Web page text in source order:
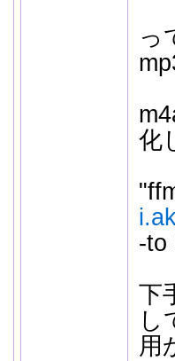
っ
化
-to
下
し
用